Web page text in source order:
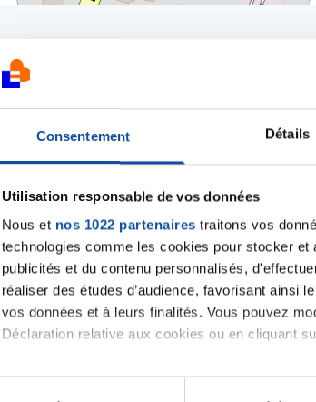
Consentement Détails
Utilisation responsable de vos données
Nous et nos 1022 partenaires traitons vos
technologies comme les cookies pour stocker et
publicités et du contenu personnalisés,
réaliser des études d’audience, favorisant ainsi
vos données et à leurs finalités. Vous pouvez
Déclaration relative aux cookies ou en cliquant
Si vous le permettez, nous aimerions également :
Je soutiensla